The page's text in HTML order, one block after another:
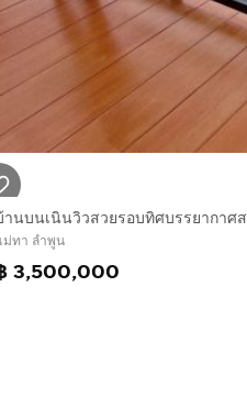
านบนเนินวิวสวยรอบทิศบรรยากาศ
ม่ทา ลำพูน
3,500,000